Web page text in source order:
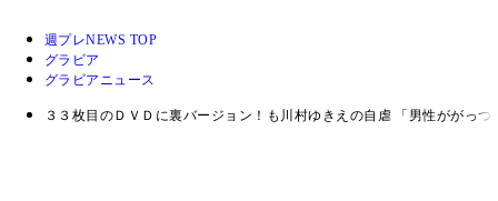
週プレNEWS TOP
グラビア
グラビアニュース
３３枚目のＤＶＤに裏バージョン！も川村ゆきえの自虐 「男性がが